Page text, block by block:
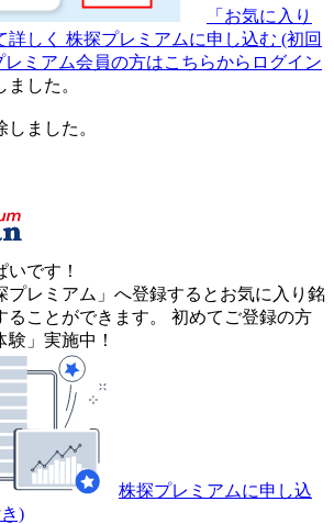
「お気に入り
詳しく 株探プレミアムに申し込む (初回
レミアム会員の方はこちらからログイン
した。
ました。
です！
プレミアム」へ登録するとお気に入り銘
ることができます。 初めてご登録の方
験」実施中！
株探プレミアムに申し込
)